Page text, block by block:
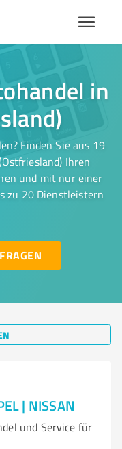
in
Finden Sie aus 19
Ihren
und mit nur einer
zu 20 Dienstleistern
| NISSAN
und Service für